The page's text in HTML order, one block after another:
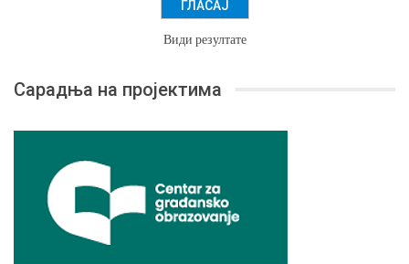
Види резултате
Сарадња на пројектима